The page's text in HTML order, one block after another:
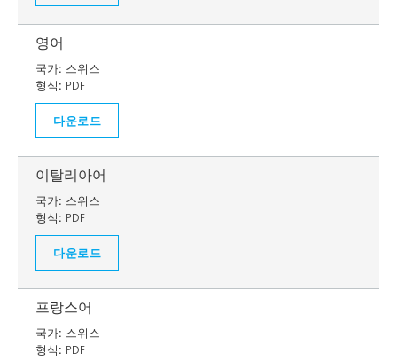
영어
국가: 스위스
형식: PDF
다운로드
이탈리아어
국가: 스위스
형식: PDF
다운로드
프랑스어
국가: 스위스
형식: PDF